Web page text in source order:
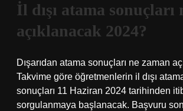
İl dışı atama sonuçları
açıklanacak 2024?
Dışarıdan atama sonuçları ne zaman
Takvime göre öğretmenlerin il dışı
sonuçları 11 Haziran 2024 tarihinden
sorgulanmaya başlanacak. Başvuru